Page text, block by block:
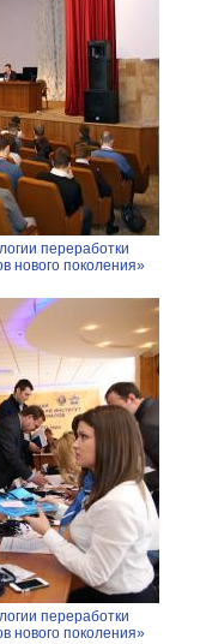
переработки
нового поколения»
переработки
нового поколения»